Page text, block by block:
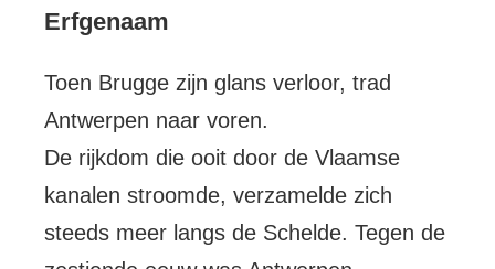
Erfgenaam
Toen Brugge zijn glans verloor, trad
Antwerpen naar voren.
De rijkdom die ooit door de Vlaamse
kanalen stroomde, verzamelde zich
steeds meer langs de Schelde. Tegen de